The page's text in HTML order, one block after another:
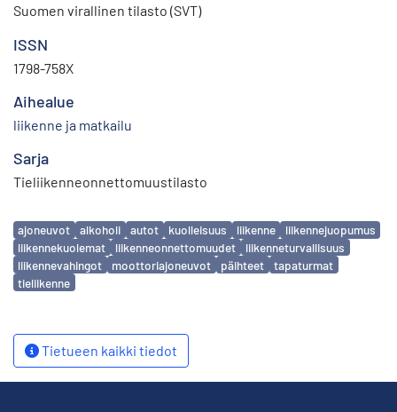
Suomen virallinen tilasto (SVT)
ISSN
1798-758X
Aihealue
liikenne ja matkailu
Sarja
Tieliikenneonnettomuustilasto
Avainsanat
ajoneuvot alkoholi autot kuolleisuus liikenne
liikennejuopumus
liikennekuolemat
liikenneonnettomuudet
liikenneturvallisuus
liikennevahingot
moottoriajoneuvot päihteet
tapaturmat
tieliikenne
Tietueen kaikki tiedot